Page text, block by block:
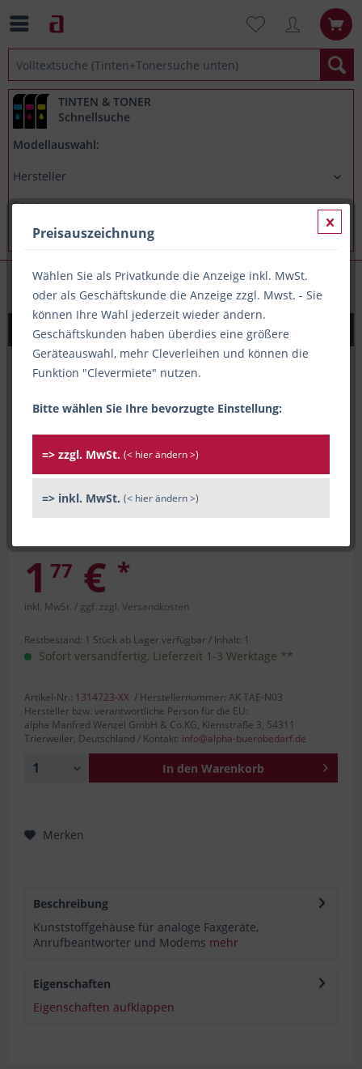
TINTEN & TONER
Schnellsuche
Modellauswahl:
Sonstiges
TAE Anschlusskabel, N-kodiert - deutsche Belegung, 3m
1 77 € *
inkl. MwSt. / ggf. zzgl. Versandkosten
Restbestand: 1 Stück ab Lager verfügbar / Inhalt: 1
Sofort versandfertig, Lieferzeit 1-3 Werktage **
Artikel-Nr.: 1314723-XX / Herstellernummer: AK TAE-N03
Hersteller bzw. verantwortliche Person für die EU:
alpha Manfred Wenzel GmbH & Co.KG, Kiemstraße 3, 54311
Trierweiler, Deutschland / Kontakt: info@alpha-buerobedarf.de
In den Warenkorb
Merken
Beschreibung
Kunststoffgehäuse für analoge Faxgeräte,
Anrufbeantworter und Modems mehr
Eigenschaften
Eigenschaften aufklappen
Preisauszeichnung
Wählen Sie als Privatkunde die Anzeige inkl. MwSt.
oder als Geschäftskunde die Anzeige zzgl. Mwst. - Sie
können Ihre Wahl jederzeit wieder ändern.
Geschäftskunden haben überdies eine größere
Geräteauswahl, mehr Cleverleihen und können die
Funktion "Clevermiete" nutzen.
Bitte wählen Sie Ihre bevorzugte Einstellung:
=> zzgl. MwSt. (< hier ändern >)
=> inkl. MwSt. (< hier ändern >)